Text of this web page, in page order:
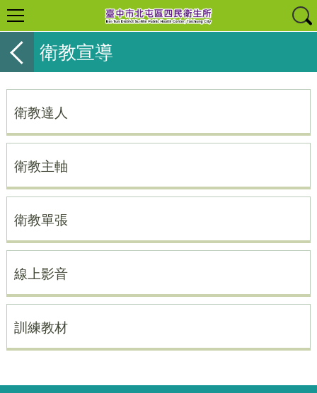
衛教宣導
衛教達人
衛教主軸
衛教單張
線上影音
訓練教材